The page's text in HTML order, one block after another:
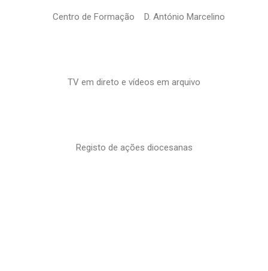
Centro de Formação D. António Marcelino
TV em direto e vídeos em arquivo
Registo de ações diocesanas